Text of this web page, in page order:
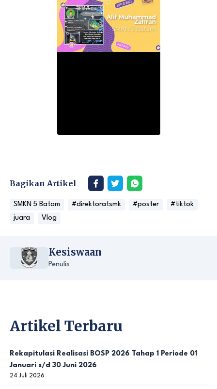
Bagikan Artikel
SMKN 5 Batam #direktoratsmk #poster
#tiktok
juara
Vlog
Kesiswaan
Penulis
Artikel Terbaru
Rekapitulasi Realisasi BOSP 2026 Tahap 1 Periode 01
Januari s/d 30 Juni 2026
24 Juli 2026